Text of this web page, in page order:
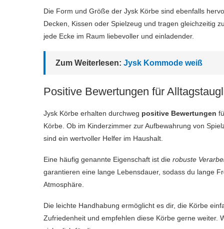
Die Form und Größe der Jysk Körbe sind ebenfalls
Decken, Kissen oder Spielzeug und tragen gleichzeitig
jede Ecke im Raum liebevoller und einladender.
Zum Weiterlesen: Jysk Kommode weiß
Positive Bewertungen für
Jysk Körbe erhalten durchweg positive Bewertungen
Körbe. Ob im Kinderzimmer zur Aufbewahrung von
sind ein wertvoller Helfer im Haushalt.
Eine häufig genannte Eigenschaft ist die robuste
garantieren eine lange Lebensdauer, sodass du lange
Atmosphäre.
Die leichte Handhabung ermöglicht es dir, die Körbe
Zufriedenheit und empfehlen diese Körbe gerne weiter.